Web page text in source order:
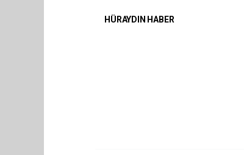
HÜRAYDIN HABER